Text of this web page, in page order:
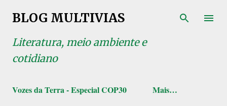
Pular para o conteúdo principal
BLOG MULTIVIAS
Literatura, meio ambiente e
cotidiano
Vozes da Terra - Especial COP30 Mais…